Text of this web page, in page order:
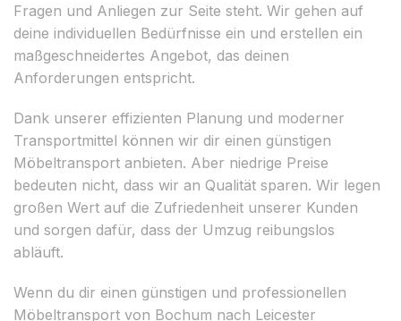
Fragen und Anliegen zur Seite steht. Wir gehen auf
deine individuellen Bedürfnisse ein und erstellen ein
maßgeschneidertes Angebot, das deinen
Anforderungen entspricht.
Dank unserer effizienten Planung und moderner
Transportmittel können wir dir einen günstigen
Möbeltransport anbieten. Aber niedrige Preise
bedeuten nicht, dass wir an Qualität sparen. Wir legen
großen Wert auf die Zufriedenheit unserer Kunden
und sorgen dafür, dass der Umzug reibungslos
abläuft.
Wenn du dir einen günstigen und professionellen
Möbeltransport von Bochum nach Leicester